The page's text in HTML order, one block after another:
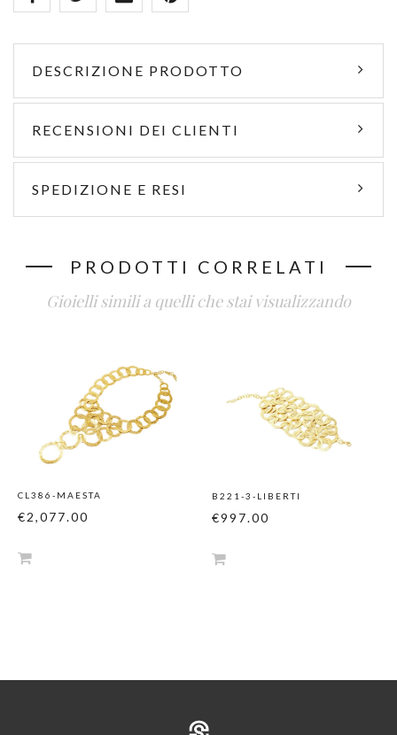
DESCRIZIONE PRODOTTO
RECENSIONI DEI CLIENTI
SPEDIZIONE E RESI
PRODOTTI CORRELATI
Gioielli simili a quelli che stai visualizzando
CL386-MAESTA
€2,077.00
B221-3-LIBERTI
€997.00